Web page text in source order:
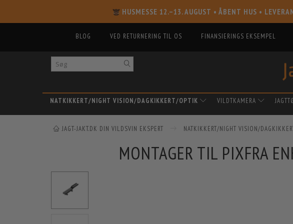
HUSMESSE 12.–13. AUGUST • ÅBENT HUS •
BLOG VED RETURNERING TIL OS FINANSIERINGS EKSEMPEL
NATKIKKERT/NIGHT VISION/DAGKIKKERT/OPTIK VILDTKAMERA
JAGT-JAKT.DK DIN VILDSVIN EKSPERT NATKIKKERT/NIGHT VISION/
MONTAGER TIL PIXFRA